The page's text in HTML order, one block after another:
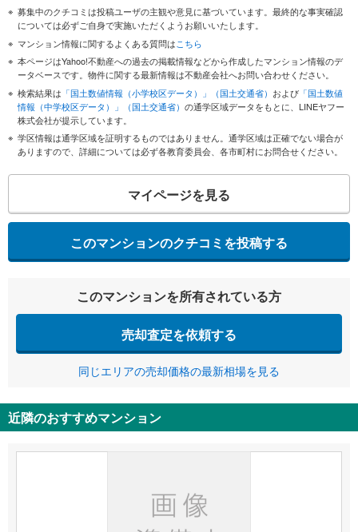
募集中のクチコミは投稿ユーザの主観や意見に基づいています。最終的な事実確認
については必ずご自身で実施いただくようお願いいたします。
マンション情報に関するよくある質問はこちら
本ページはYahoo!不動産への過去の掲載情報などから作成したマンション情報のデ
ータベースです。物件に関する最新情報は不動産会社へお問い合わせください。
検索結果は 「国土数値情報（小学校区データ）」（国土交通省） および 「国土数値
情報（中学校区データ）」（国土交通省） の通学区域データをもとに、LINEヤフー
株式会社が提示しています。
学区情報は通学区域を証明するものではありません。通学区域は正確でない場合が
ありますので、詳細については必ず各教育委員会、各市町村にお問合せください。
マイページを見る
このマンションのクチコミを投稿する
このマンションを所有されている方
売却査定を依頼する
同じエリアの売却価格の最新相場を見る
近隣のおすすめマンション